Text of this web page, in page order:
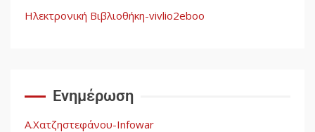
Ηλεκτρονική Βιβλιοθήκη-vivlio2eboo
Ενημέρωση
Α.Χατζηστεφάνου-Infowar